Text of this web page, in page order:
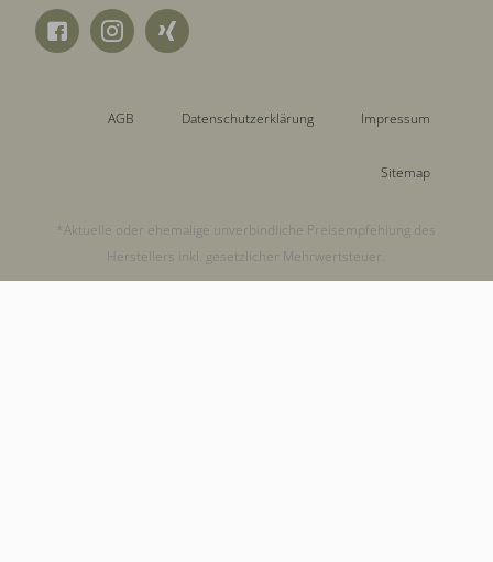
AGB Datenschutzerklärung Impressum
Sitemap
*Aktuelle oder ehemalige unverbindliche Preisempfehlung des
Herstellers inkl. gesetzlicher Mehrwertsteuer.